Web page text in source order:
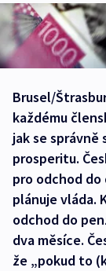
Brusel/
každému
jak se
prosperitu.
pro odchod
plánuje vláda.
odchod do
dva měsíce.
že „pokud to